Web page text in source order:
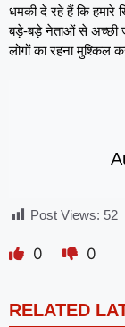
धमकी दे रहे हैं कि हमारे
बड़े-बड़े नेताओं से अच्छी
लोगों का रहना मुश्किल
Post Views: 52
0 0
RELATED